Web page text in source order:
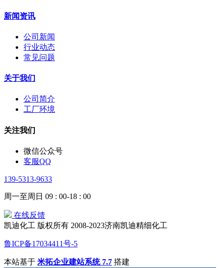
新闻资讯
公司新闻
行业动态
常见问题
关于我们
公司简介
工厂环境
关注我们
微信公众号
客服QQ
139-5313-9633
周一至周日 09 : 00-18 : 00
在线反馈
凯迪化工 版权所有 2008-2023济南凯迪精细化工
鲁ICP备17034411号-5
本站基于 米拓企业建站系统 7.7 搭建